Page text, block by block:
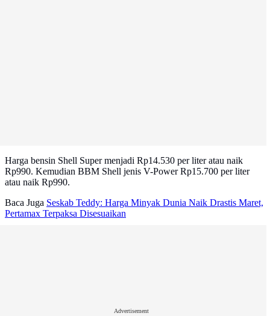
Harga bensin Shell Super menjadi Rp14.530 per liter atau naik
Rp990. Kemudian BBM Shell jenis V-Power Rp15.700 per liter
atau naik Rp990.
Baca Juga Seskab Teddy: Harga Minyak Dunia Naik Drastis Maret,
Pertamax Terpaksa Disesuaikan
Advertisement